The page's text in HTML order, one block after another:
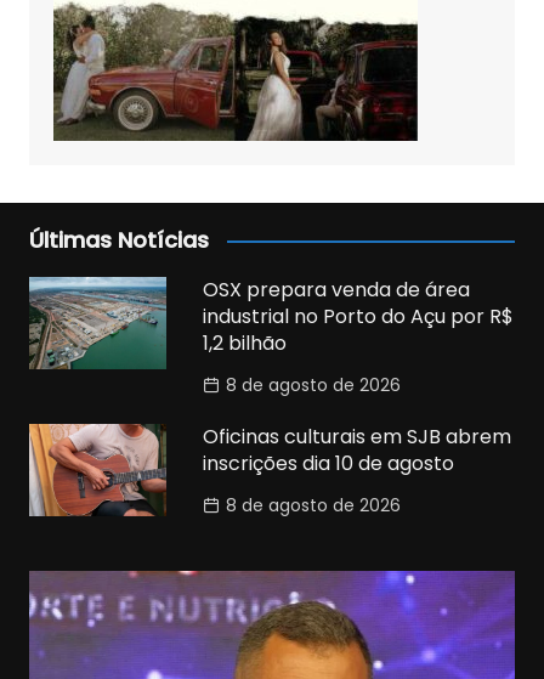
Últimas Notícias
OSX prepara venda de área
industrial no Porto do Açu por R$
1,2 bilhão
8 de agosto de 2026
Oficinas culturais em SJB abrem
inscrições dia 10 de agosto
8 de agosto de 2026